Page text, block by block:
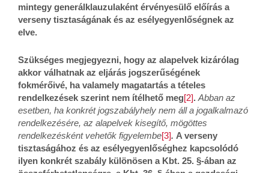
mintegy generálklauzulaként érvényesülő előírás a
verseny tisztaságának és az esélyegyenlőségnek az
elve.
Szükséges megjegyezni, hogy az alapelvek kizárólag
akkor válhatnak az eljárás jogszerűségének
fokmérőivé, ha valamely magatartás a tételes
rendelkezések szerint nem ítélhető meg[2]. Abban az
esetben, ha konkrét jogszabályhely nem áll a jogalkalmazó
rendelkezésére, az alapelvek kisegítő, mögöttes
rendelkezésként vehetők figyelembe[3]. A verseny
tisztaságához és az esélyegyenlőséghez kapcsolódó
ilyen konkrét szabály különösen a Kbt. 25. §-ában az